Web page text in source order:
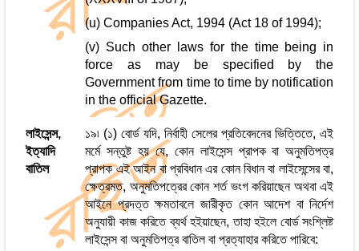
(u) Companies Act, 1994 (Act 18 of 1994);
(v) Such other laws for the time being in
force as may be specified by the
Government from time to time by notification
in the official Gazette.
লাইসেন্স,
ইত্যাদি
বাতিল
১৯৷ (১) বোর্ড যদি, নির্বাহী সেলের প্রতিবেদনের ভিত্তিতে, এই
মর্মে সন্তুষ্ট হয় যে, কোন লাইসেন্স প্রাপক বা অনুমতিপত্র
প্রাপক এই আইন বা প্রবিধান এর কোন বিধান বা লাইসেন্সের বা,
ক্ষেত্রমত, অনুমতিপত্রের কোন শর্ত ভংগ করিয়াছেন অথবা এই
আইনে প্রদত্ত ক্ষমতাবলে জারীকৃত কোন আদেশ বা নির্দেশ
অনুযায়ী কাজ করিতে ব্যর্থ হইয়াছেন, তাহা হইলে বোর্ড সংশ্লিষ্ট
লাইসেন্স বা অনুমতিপত্র বাতিল বা প্রত্যাহার করিতে পারিবে: